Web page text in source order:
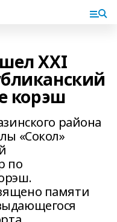
XXI
корэш
района
«Сокол»
по
памяти